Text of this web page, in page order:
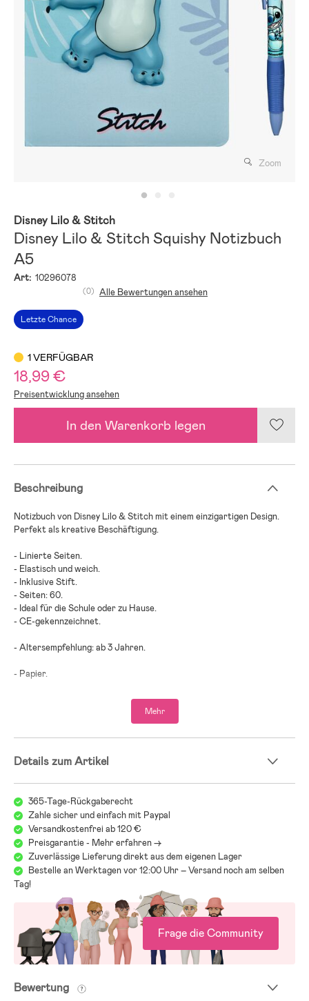
Zoom
Disney Lilo & Stitch
Disney Lilo & Stitch Squishy Notizbuch
A5
Art: 10296078
Letzte Chance
(0) Alle Bewertungen ansehen
1 VERFÜGBAR
18,99 €
Preisentwicklung ansehen
In den Warenkorb legen
Beschreibung
Notizbuch von Disney Lilo & Stitch mit einem einzigartigen Design.
Perfekt als kreative Beschäftigung.
- Linierte Seiten.
- Elastisch und weich.
- Inklusive Stift.
- Seiten: 60.
- Ideal für die Schule oder zu Hause.
- CE-gekennzeichnet.
- Altersempfehlung: ab 3 Jahren.
- Papier.
Mehr
Details zum Artikel
365-Tage-Rückgaberecht
Zahle sicher und einfach mit Paypal
Versandkostenfrei ab 120 €
Preisgarantie - Mehr erfahren ->
Zuverlässige Lieferung direkt aus dem eigenen Lager
Bestelle an Werktagen vor 12:00 Uhr – Versand noch am selben
Tag!
Frage die Community
Bewertung